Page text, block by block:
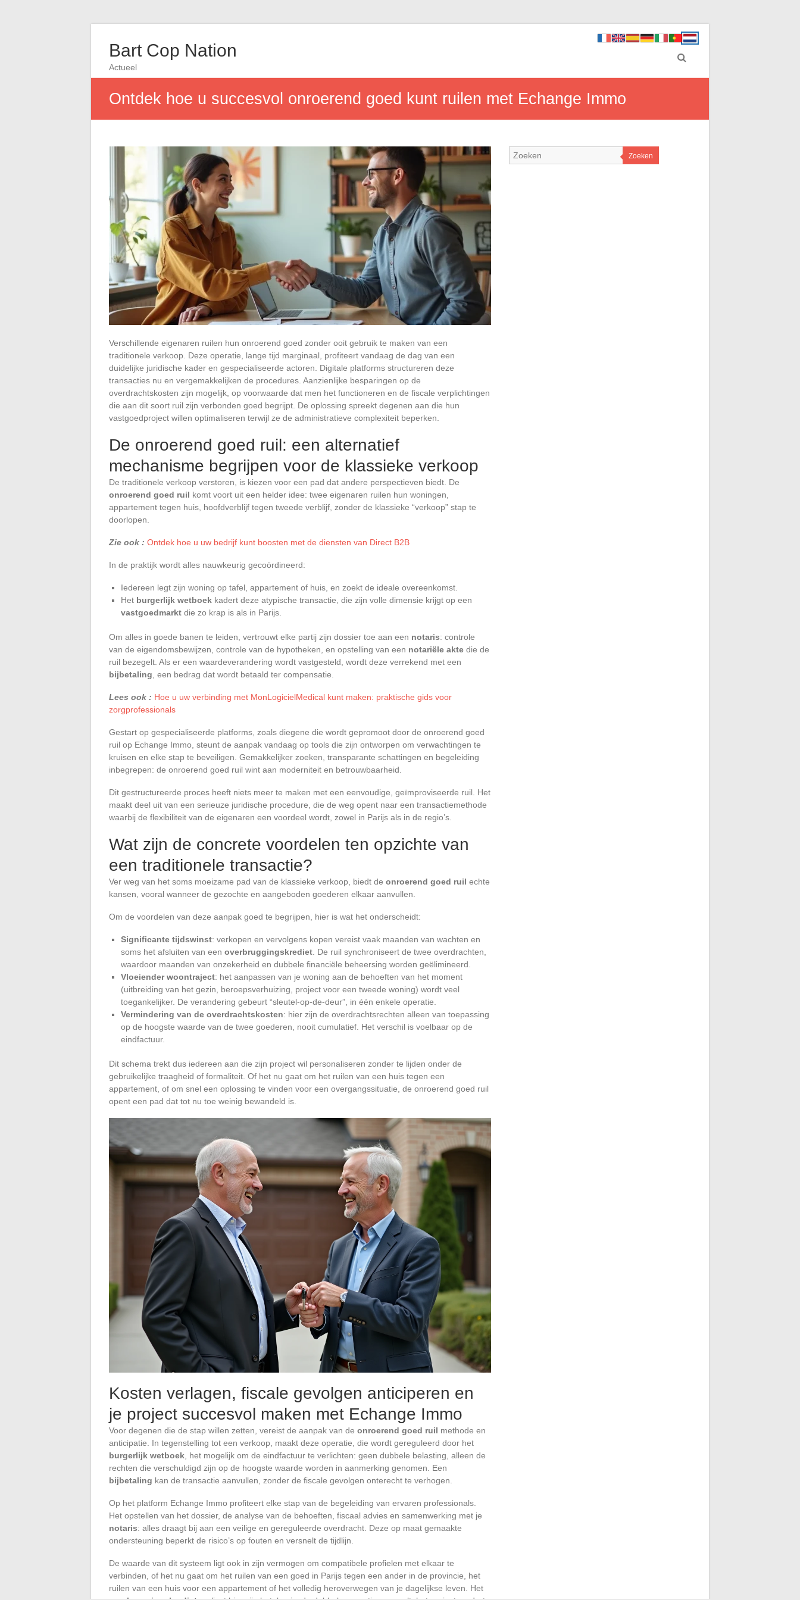
Bart Cop Nation
Actueel
Ontdek hoe u succesvol onroerend goed kunt ruilen met Echange Immo
Verschillende eigenaren ruilen hun onroerend goed zonder ooit gebruik te maken van een
traditionele verkoop. Deze operatie, lange tijd marginaal, profiteert vandaag de dag van een
duidelijke juridische kader en gespecialiseerde actoren. Digitale platforms structureren deze
transacties nu en vergemakkelijken de procedures. Aanzienlijke besparingen op de
overdrachtskosten zijn mogelijk, op voorwaarde dat men het functioneren en de fiscale verplichtingen
die aan dit soort ruil zijn verbonden goed begrijpt. De oplossing spreekt degenen aan die hun
vastgoedproject willen optimaliseren terwijl ze de administratieve complexiteit beperken.
De onroerend goed ruil: een alternatief
mechanisme begrijpen voor de klassieke verkoop
De traditionele verkoop verstoren, is kiezen voor een pad dat andere perspectieven biedt. De
onroerend goed ruil komt voort uit een helder idee: twee eigenaren ruilen hun woningen,
appartement tegen huis, hoofdverblijf tegen tweede verblijf, zonder de klassieke “verkoop” stap te
doorlopen.
Zie ook : Ontdek hoe u uw bedrijf kunt boosten met de diensten van Direct B2B
In de praktijk wordt alles nauwkeurig gecoördineerd:
Iedereen legt zijn woning op tafel, appartement of huis, en zoekt de ideale overeenkomst.
Het burgerlijk wetboek kadert deze atypische transactie, die zijn volle dimensie krijgt op een
vastgoedmarkt die zo krap is als in Parijs.
Om alles in goede banen te leiden, vertrouwt elke partij zijn dossier toe aan een notaris: controle
van de eigendomsbewijzen, controle van de hypotheken, en opstelling van een notariële akte die de
ruil bezegelt. Als er een waardeverandering wordt vastgesteld, wordt deze verrekend met een
bijbetaling , een bedrag dat wordt betaald ter compensatie.
Lees ook : Hoe u uw verbinding met MonLogicielMedical kunt maken: praktische gids voor
zorgprofessionals
Gestart op gespecialiseerde platforms, zoals diegene die wordt gepromoot door de onroerend goed
ruil op Echange Immo, steunt de aanpak vandaag op tools die zijn ontworpen om verwachtingen te
kruisen en elke stap te beveiligen. Gemakkelijker zoeken, transparante schattingen en begeleiding
inbegrepen: de onroerend goed ruil wint aan moderniteit en betrouwbaarheid.
Dit gestructureerde proces heeft niets meer te maken met een eenvoudige, geïmproviseerde ruil. Het
maakt deel uit van een serieuze juridische procedure, die de weg opent naar een transactiemethode
waarbij de flexibiliteit van de eigenaren een voordeel wordt, zowel in Parijs als in de regio’s.
Wat zijn de concrete voordelen ten opzichte van
een traditionele transactie?
Ver weg van het soms moeizame pad van de klassieke verkoop, biedt de onroerend goed ruil echte
kansen, vooral wanneer de gezochte en aangeboden goederen elkaar aanvullen.
Om de voordelen van deze aanpak goed te begrijpen, hier is wat het onderscheidt:
Significante tijdswinst: verkopen en vervolgens kopen vereist vaak maanden van wachten en
soms het afsluiten van een overbruggingskrediet . De ruil synchroniseert de twee overdrachten,
waardoor maanden van onzekerheid en dubbele financiële beheersing worden geëlimineerd.
Vloeiender woontraject: het aanpassen van je woning aan de behoeften van het moment
(uitbreiding van het gezin, beroepsverhuizing, project voor een tweede woning) wordt veel
toegankelijker. De verandering gebeurt “sleutel-op-de-deur”, in één enkele operatie.
Vermindering van de overdrachtskosten: hier zijn de overdrachtsrechten alleen van toepassing
op de hoogste waarde van de twee goederen, nooit cumulatief. Het verschil is voelbaar op de
eindfactuur.
Dit schema trekt dus iedereen aan die zijn project wil personaliseren zonder te lijden onder de
gebruikelijke traagheid of formaliteit. Of het nu gaat om het ruilen van een huis tegen een
appartement, of om snel een oplossing te vinden voor een overgangssituatie, de onroerend goed ruil
opent een pad dat tot nu toe weinig bewandeld is.
Kosten verlagen, fiscale gevolgen anticiperen en
je project succesvol maken met Echange Immo
Voor degenen die de stap willen zetten, vereist de aanpak van de onroerend goed ruil methode en
anticipatie. In tegenstelling tot een verkoop, maakt deze operatie, die wordt gereguleerd door het
burgerlijk wetboek , het mogelijk om de eindfactuur te verlichten: geen dubbele belasting, alleen de
rechten die verschuldigd zijn op de hoogste waarde worden in aanmerking genomen. Een
bijbetaling kan de transactie aanvullen, zonder de fiscale gevolgen onterecht te verhogen.
Op het platform Echange Immo profiteert elke stap van de begeleiding van ervaren professionals.
Het opstellen van het dossier, de analyse van de behoeften, fiscaal advies en samenwerking met je
notaris: alles draagt bij aan een veilige en gereguleerde overdracht. Deze op maat gemaakte
ondersteuning beperkt de risico’s op fouten en versnelt de tijdlijn.
De waarde van dit systeem ligt ook in zijn vermogen om compatibele profielen met elkaar te
verbinden, of het nu gaat om het ruilen van een goed in Parijs tegen een ander in de provincie, het
ruilen van een huis voor een appartement of het volledig heroverwegen van je dagelijkse leven. Het
Zoeken